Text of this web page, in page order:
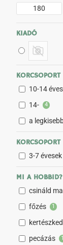
KIADÓ
KORCSOPORT
10-14
14- 4
a
KORCSOPORT
3-7 évesek
MI A HOBBID?
csináld
főzés 1
pecázás 1